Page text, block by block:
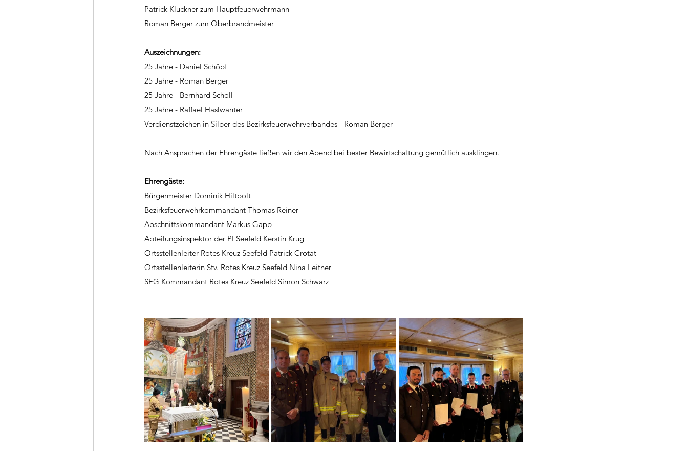
Patrick Kluckner zum Hauptfeuerwehrmann
Roman Berger zum Oberbrandmeister
Auszeichnungen:
25 Jahre - Daniel Schöpf
25 Jahre - Roman Berger
25 Jahre - Bernhard Scholl
25 Jahre - Raffael Haslwanter
Verdienstzeichen in Silber des Bezirksfeuerwehrverbandes - Roman Berger
Nach Ansprachen der Ehrengäste ließen wir den Abend bei bester Bewirtschaftung gemütlich ausklingen.
Ehrengäste:
Bürgermeister Dominik Hiltpolt
Bezirksfeuerwehrkommandant Thomas Reiner
Abschnittskommandant Markus Gapp
Abteilungsinspektor der PI Seefeld Kerstin Krug
Ortsstellenleiter Rotes Kreuz Seefeld Patrick Crotat
Ortsstellenleiterin Stv. Rotes Kreuz Seefeld Nina Leitner
SEG Kommandant Rotes Kreuz Seefeld Simon Schwarz